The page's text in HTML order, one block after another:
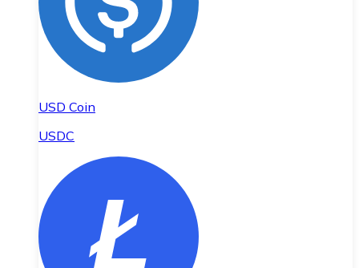
USD Coin
USDC